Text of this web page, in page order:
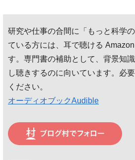
中…
研究や仕事の合間に「もっと科学
ている方には、耳で聴ける
す。専門書の補助として、背景知
し聴きするのに向いています。必
ください。
オーディオブックAudible